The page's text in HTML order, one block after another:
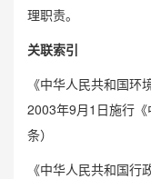
理职责。
关联索引
《中华人民共和国
2003年9月1日施行
条）
《中华人民共和国